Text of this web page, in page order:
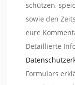
schützen,
sowie den
eure
Detaillierte
Formulars